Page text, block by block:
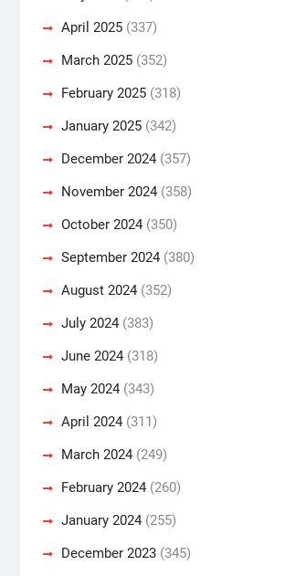
April 2025(337)
March 2025(352)
February 2025(318)
January 2025(342)
December 2024(357)
November 2024(358)
October 2024(350)
September 2024(380)
August 2024(352)
July 2024(383)
June 2024(318)
May 2024(343)
April 2024(311)
March 2024(249)
February 2024(260)
January 2024(255)
December 2023(345)